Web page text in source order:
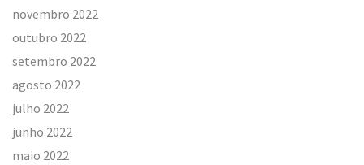
novembro 2022
outubro 2022
setembro 2022
agosto 2022
julho 2022
junho 2022
maio 2022